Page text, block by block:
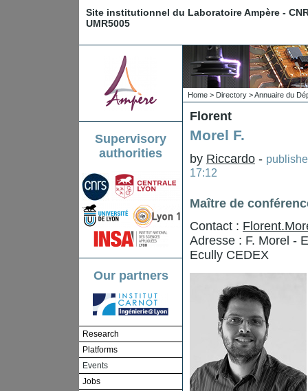
Site institutionnel du Laboratoire Ampère -
UMR5005
Supervisory
authorities
Our partners
Research
Platforms
Events
Jobs
Home > Directory >Annuaire du
Florent
Morel F.
by Riccardo -
17:12
Maître de
Contact :
Adresse : F. Morel -
Ecully CEDEX